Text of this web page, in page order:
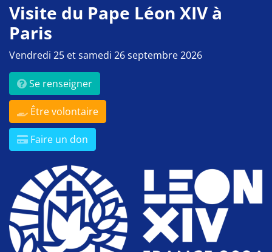
Visite du Pape Léon XIV à
Paris
Vendredi 25 et samedi 26 septembre 2026
Se renseigner
Être volontaire
Faire un don